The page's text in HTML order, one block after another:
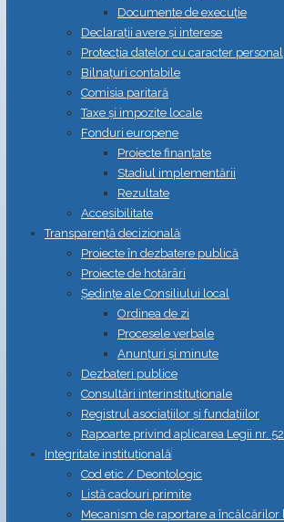
Documente de execuție
Declarații avere și interese
Protecția datelor cu caracter personal
Bilnațuri contabile
Comisia paritară
Taxe și impozite locale
Fonduri europene
Proiecte finanțate
Stadiul implementării
Rezultate
Accesibilitate
Transparență decizională
Proiecte în dezbatere publică
Proiecte de hotărâri
Ședințe ale Consiliului local
Ordinea de zi
Procesele verbale
Anunțuri și minute
Dezbateri publice
Consultări interinstituționale
Registrul asociațiilor și fundațiilor
Rapoarte privind aplicarea Legii nr.
Integritate instituțională
Cod etic / Deontologic
Listă cadouri primite
Mecanism de raportare a încălcărilor